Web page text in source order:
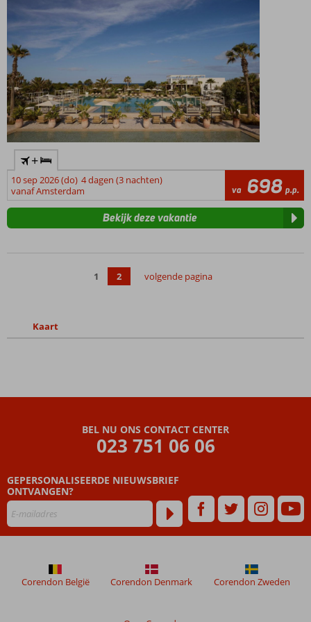
+
10 sep 2026 (do) 4 dagen (3 nachten)
vanaf Amsterdam
va 698 p.p.
Bekijk deze vakantie
1 2 volgende pagina
Kaart
BEL NU ONS CONTACT CENTER
023 751 06 06
GEPERSONALISEERDE NIEUWSBRIEF
ONTVANGEN?
Corendon België Corendon Denmark Corendon Zweden